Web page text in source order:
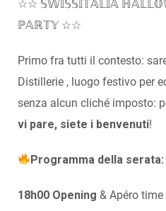
☆☆ 𝕊𝕎𝕀𝕊𝕊𝕀𝕋𝔸𝕃𝕀𝔸
ℙ𝔸ℝ𝕋𝕐 ☆☆
Primo fra tutti il contesto:
Distillerie , luogo festivo per
senza alcun cliché imposto:
vi pare, siete i benvenuti!
Programma della serata:
18h00 Opening & Apéro time